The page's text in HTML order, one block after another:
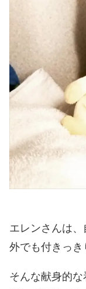
エレンさんは
外でも付きっき
そんな献身的